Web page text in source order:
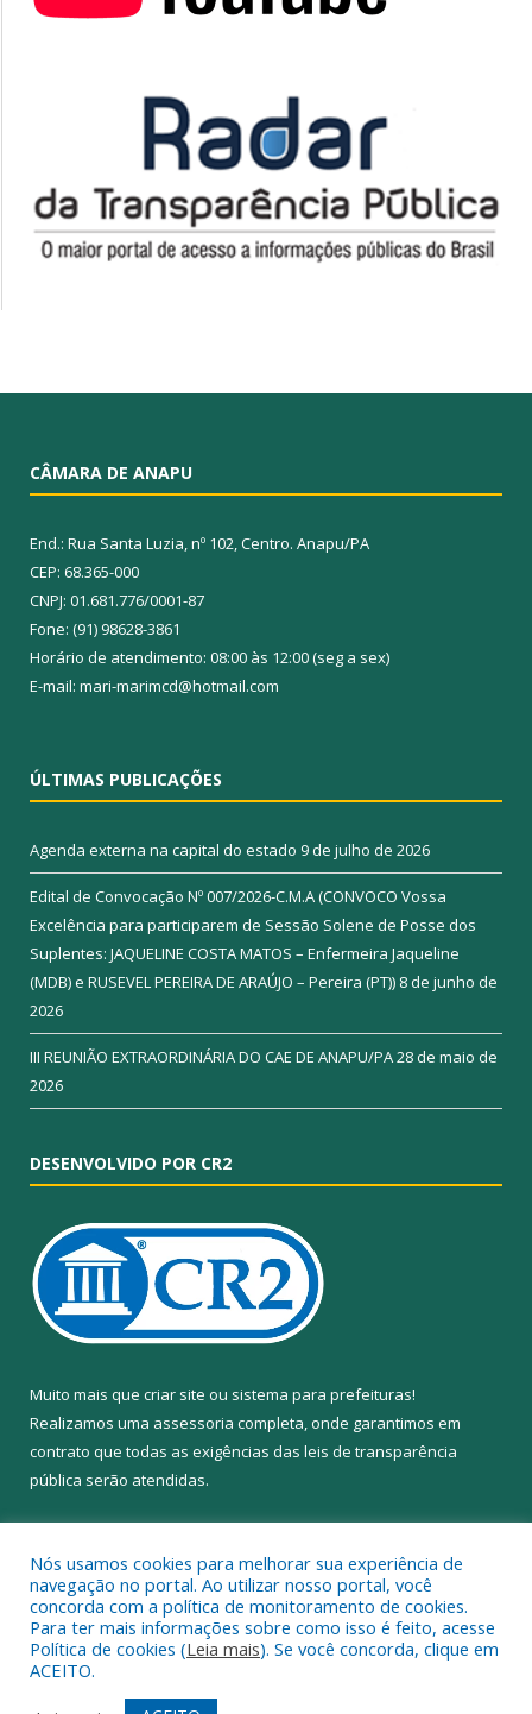
CÂMARA DE ANAPU
End.: Rua Santa Luzia, nº 102, Centro. Anapu/PA
CEP: 68.365-000
CNPJ: 01.681.776/0001-87
Fone: (91) 98628-3861
Horário de atendimento: 08:00 às 12:00 (seg a sex)
E-mail: mari-marimcd@hotmail.com
ÚLTIMAS PUBLICAÇÕES
Agenda externa na capital do estado 9 de julho de 2026
Edital de Convocação Nº 007/2026-C.M.A (CONVOCO Vossa
Excelência para participarem de Sessão Solene de Posse dos
Suplentes: JAQUELINE COSTA MATOS – Enfermeira Jaqueline
(MDB) e RUSEVEL PEREIRA DE ARAÚJO – Pereira (PT)) 8 de junho de
2026
III REUNIÃO EXTRAORDINÁRIA DO CAE DE ANAPU/PA28 de maio de
2026
DESENVOLVIDO POR CR2
Muito mais que criar site ou sistema para prefeituras!
Realizamos uma assessoria completa, onde garantimos em
contrato que todas as exigências das leis de transparência
pública serão atendidas.
Todos os direitos reservados a Câmara Municipal de Anapu.
Nós usamos cookies para melhorar sua experiência de
navegação no portal. Ao utilizar nosso portal, você
concorda com a política de monitoramento de cookies.
Para ter mais informações sobre como isso é feito, acesse
Política de cookies (Leia mais). Se você concorda, clique em
ACEITO.